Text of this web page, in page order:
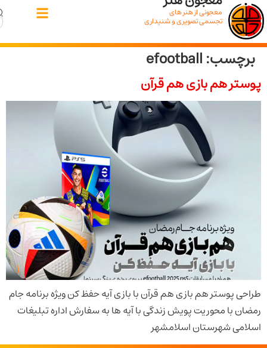
معجونی از هنر های
تجسمی تصویری و شنیداری
efootball
هم بازی هم قرآن
هم بازی هم قرآن با بازی آیه حفظ کن ویژه برنامه جام
محوریت پویش زندگی با آیه ها به سفارش اداره تبلیغات
شهرستان اسلامشهر